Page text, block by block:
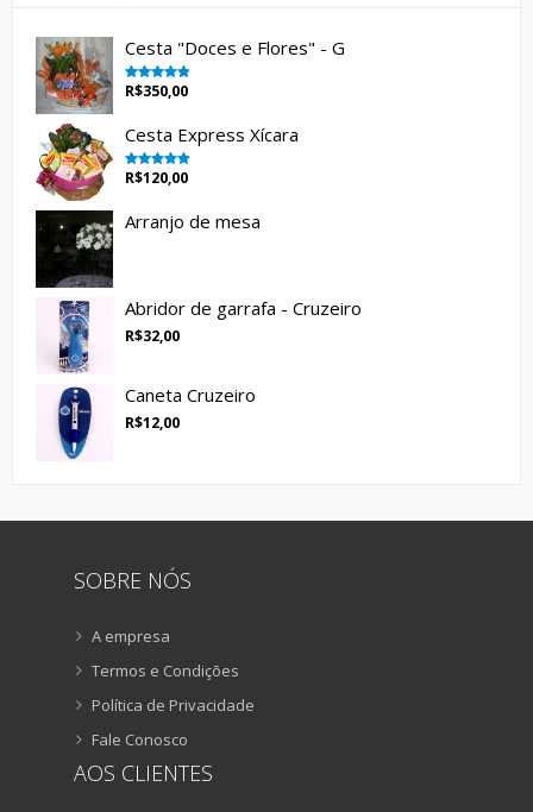
Cesta "Doces e Flores" - G
Avaliação
de 5
R$350,00
Cesta Express Xícara
Avaliação
de 5
R$120,00
Arranjo de mesa
Abridor de garrafa - Cruzeiro
R$32,00
Caneta Cruzeiro
R$12,00
SOBRE NÓS
A empresa
Termos e Condições
Política de Privacidade
Fale Conosco
AOS CLIENTES